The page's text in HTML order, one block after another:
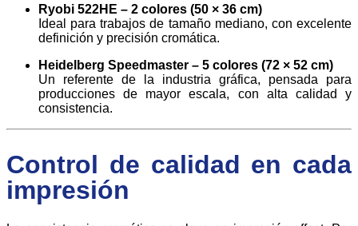
Ryobi 522HE – 2 colores (50 × 36 cm)
Ideal para trabajos de tamaño mediano, con excelente
definición y precisión cromática.
Heidelberg Speedmaster – 5 colores (72 × 52 cm)
Un referente de la industria gráfica, pensada para
producciones de mayor escala, con alta calidad y
consistencia.
Control de calidad en cada
impresión